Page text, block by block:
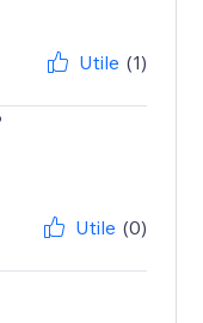
Utile (1)
Utile (0)